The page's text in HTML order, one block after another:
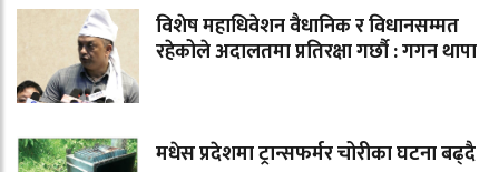
विशेष महाधिवेशन वैधानिक र विधानसम्मत
रहेकोले अदालतमा प्रतिरक्षा गर्छौ : गगन थापा
मधेस प्रदेशमा ट्रान्सफर्मर चोरीका घटना बढ्दै